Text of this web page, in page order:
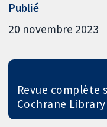
Publié
20 novembre 2023
Revue complète
Cochrane Library